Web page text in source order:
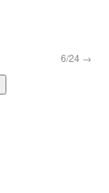
6/24 →